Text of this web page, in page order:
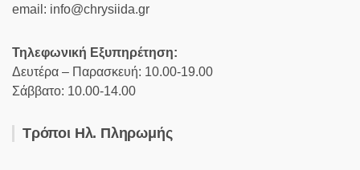
email: info@chrysiida.gr
Τηλεφωνική Εξυπηρέτηση:
Δευτέρα – Παρασκευή: 10.00-19.00
Σάββατο: 10.00-14.00
Τρόποι Ηλ. Πληρωμής